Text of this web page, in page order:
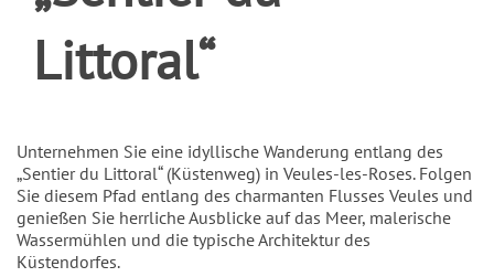
Littoral“
Einleitung
Unternehmen Sie eine idyllische Wanderung entlang des
„Sentier du Littoral“ (Küstenweg) in Veules-les-Roses. Folgen
Sie diesem Pfad entlang des charmanten Flusses Veules und
genießen Sie herrliche Ausblicke auf das Meer, malerische
Wassermühlen und die typische Architektur des
Küstendorfes.